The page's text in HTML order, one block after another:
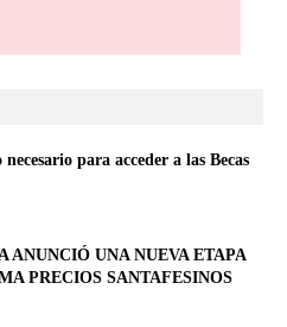
para acceder a las Becas
ANUNCIÓ UNA NUEVA ETAPA
PRECIOS SANTAFESINOS